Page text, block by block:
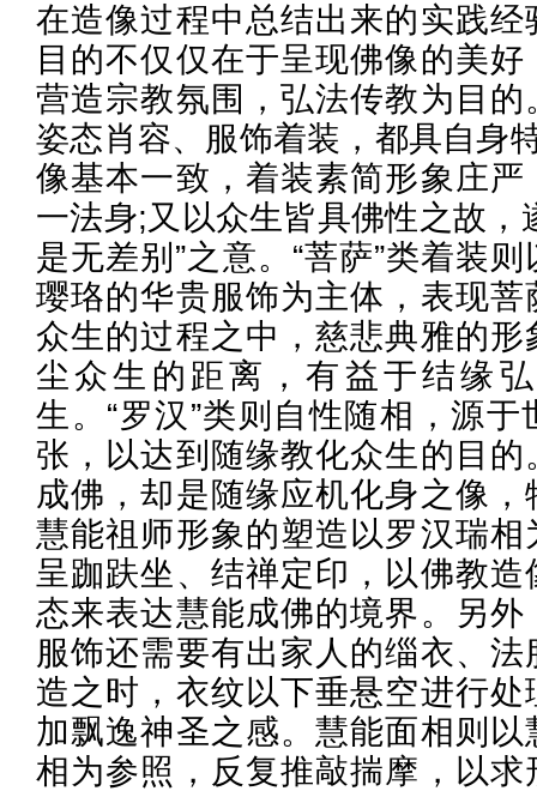
在造像过程中总结出来的实践
目的不仅仅在于呈现佛像的美
营造宗教氛围，弘法传教为目
姿态肖容、服饰着装，都具自身
像基本一致，着装素简形象庄
一法身;又以众生皆具佛性之故，
是无差别”之意。“菩萨”类着装
璎珞的华贵服饰为主体，表现
众生的过程之中，慈悲典雅的
尘众生的距离，有益于结缘
生。“罗汉”类则自性随相，源
张，以达到随缘教化众生的目
成佛，却是随缘应机化身之像
慧能祖师形象的塑造以罗汉瑞
呈跏趺坐、结禅定印，以佛教
态来表达慧能成佛的境界。另
服饰还需要有出家人的缁衣、
造之时，衣纹以下垂悬空进行
加飘逸神圣之感。慧能面相则
相为参照，反复推敲揣摩，以